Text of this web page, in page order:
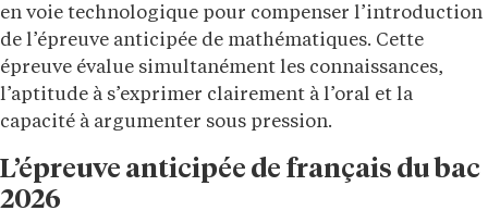
en voie technologique pour compenser l’introduction
de l’épreuve anticipée de mathématiques. Cette
épreuve évalue simultanément les connaissances,
l’aptitude à s’exprimer clairement à l’oral et la
capacité à argumenter sous pression.
L’épreuve anticipée de français du bac
2026